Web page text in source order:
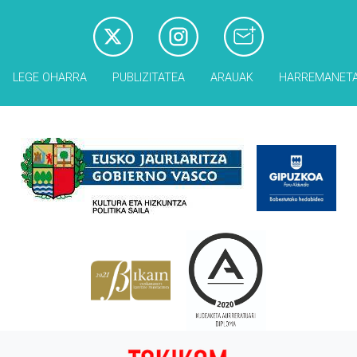
LEGE OHARRA PUBLIZITATEA ARAUAK